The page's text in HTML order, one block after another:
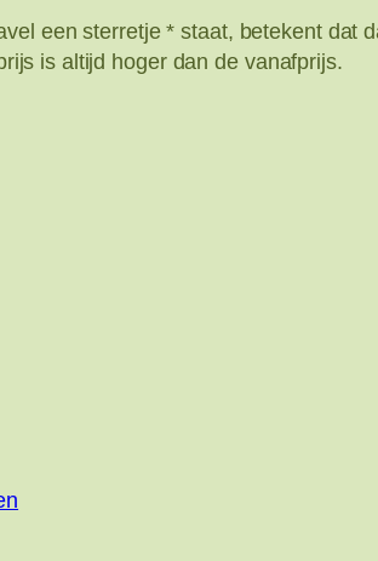
een sterretje * staat, betekent dat
is altijd hoger dan de vanafprijs.